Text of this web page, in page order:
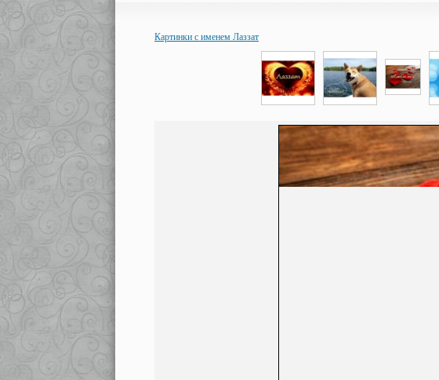
Картинки с именем Лаззат